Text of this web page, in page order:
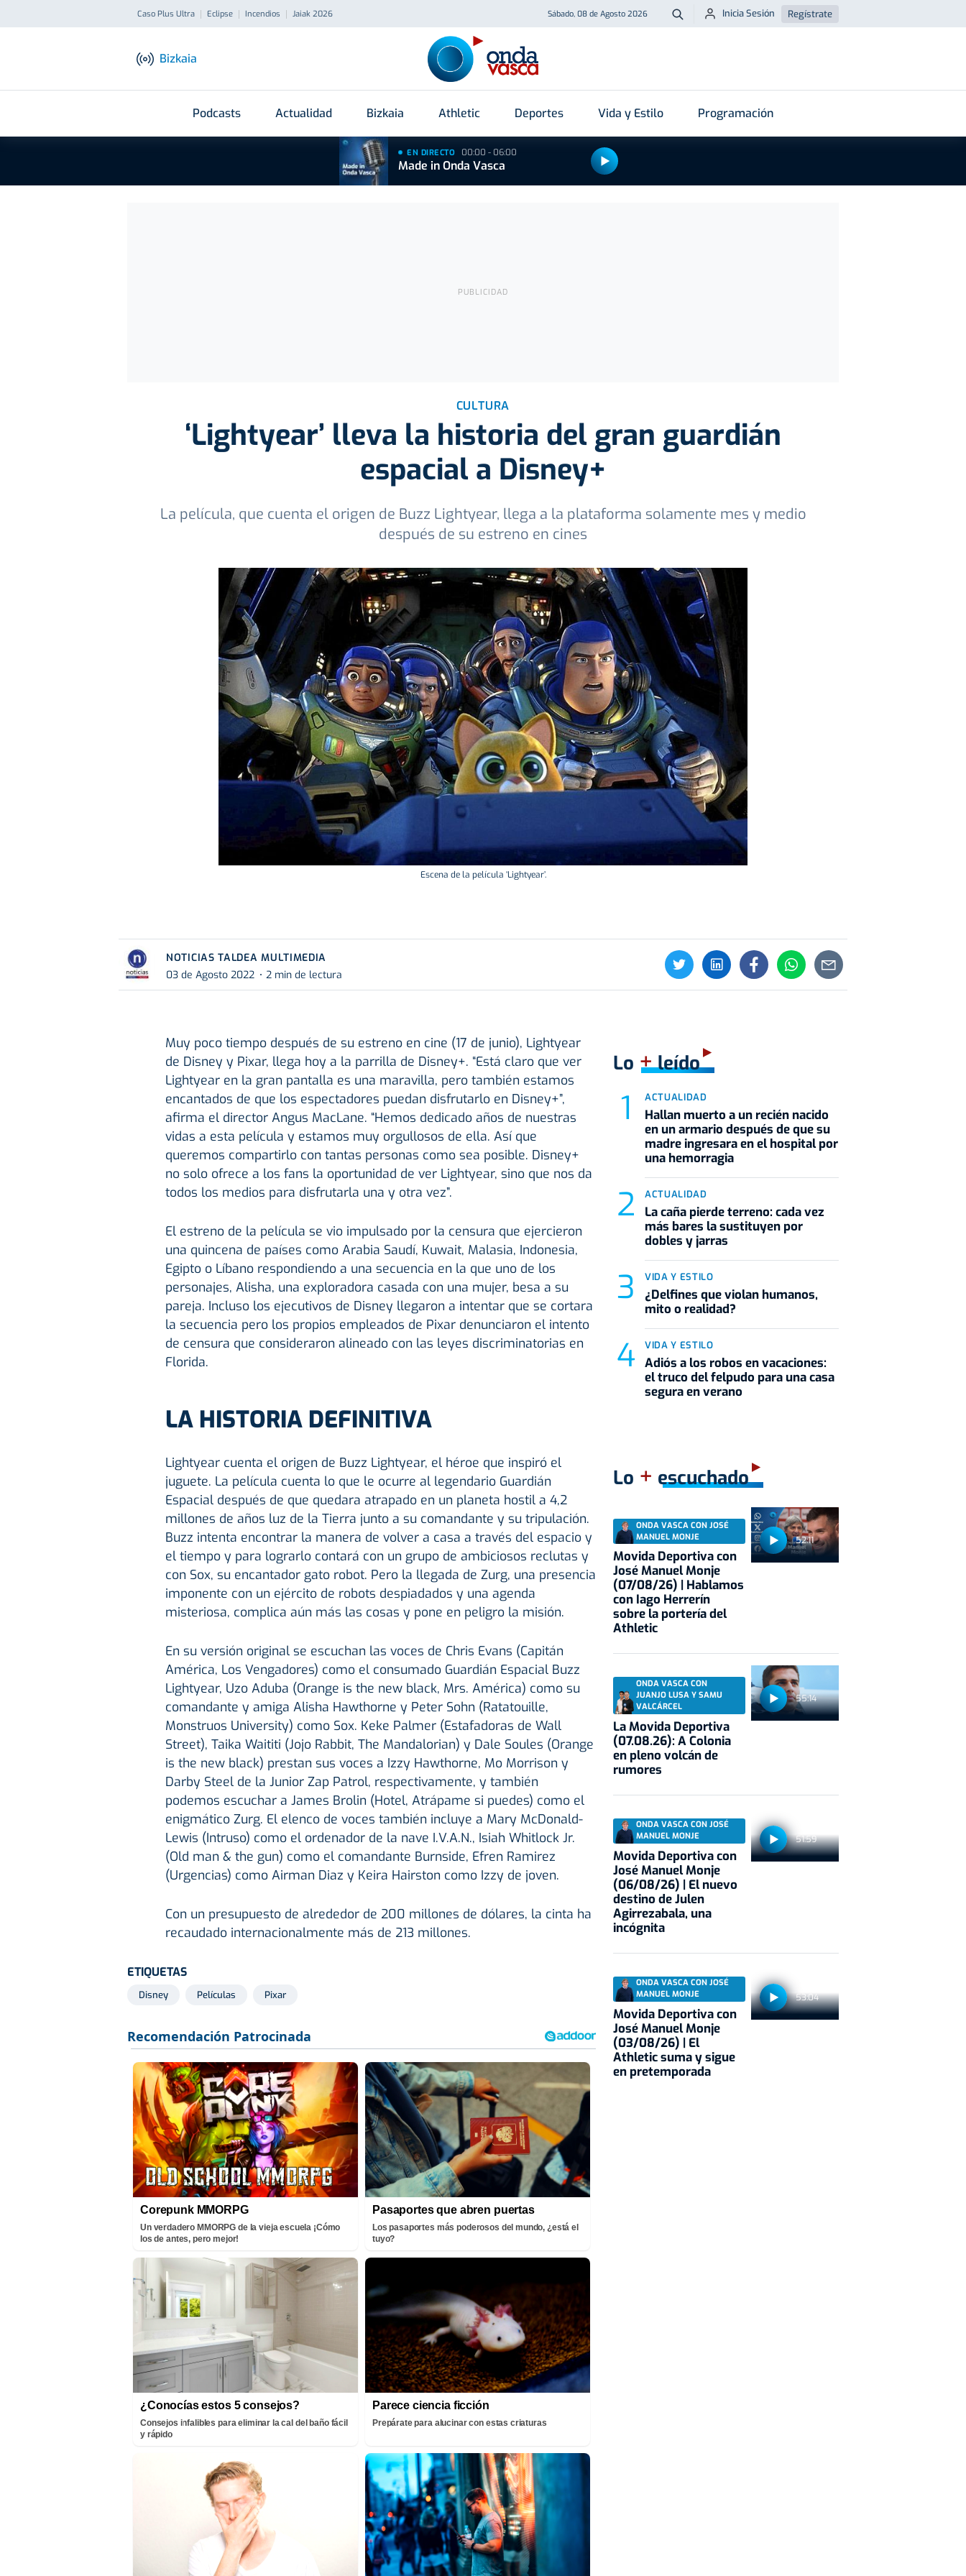
Caso Plus Ultra Eclipse Incendios Jaiak 2026 Sábado, 08 de Agosto 2026 Buscar
Inicia Sesión Regístrate
Bizkaia
Podcasts Actualidad Bizkaia Athletic Deportes Vida y Estilo Programación
EN DIRECTO 00:00 - 06:00
Made in Onda Vasca
CULTURA
‘Lightyear’ lleva la historia del gran guardián
espacial a Disney+
La película, que cuenta el origen de Buzz Lightyear, llega a la plataforma solamente mes y medio
después de su estreno en cines
Escena de la película ‘Lightyear’.
NOTICIAS TALDEA MULTIMEDIA
03 de Agosto 2022
2 min de lectura
Muy poco tiempo después de su estreno en cine (17 de junio), Lightyear
de Disney y Pixar, llega hoy a la parrilla de Disney+. “Está claro que ver
Lightyear en la gran pantalla es una maravilla, pero también estamos
encantados de que los espectadores puedan disfrutarlo en Disney+”,
afirma el director Angus MacLane. “Hemos dedicado años de nuestras
vidas a esta película y estamos muy orgullosos de ella. Así que
queremos compartirlo con tantas personas como sea posible. Disney+
no solo ofrece a los fans la oportunidad de ver Lightyear, sino que nos da
todos los medios para disfrutarla una y otra vez”.
El estreno de la película se vio impulsado por la censura que ejercieron
una quincena de países como Arabia Saudí, Kuwait, Malasia, Indonesia,
Egipto o Líbano respondiendo a una secuencia en la que uno de los
personajes, Alisha, una exploradora casada con una mujer, besa a su
pareja. Incluso los ejecutivos de Disney llegaron a intentar que se cortara
la secuencia pero los propios empleados de Pixar denunciaron el intento
de censura que consideraron alineado con las leyes discriminatorias en
Florida.
LA HISTORIA DEFINITIVA
Lightyear cuenta el origen de Buzz Lightyear, el héroe que inspiró el
juguete. La película cuenta lo que le ocurre al legendario Guardián
Espacial después de que quedara atrapado en un planeta hostil a 4,2
millones de años luz de la Tierra junto a su comandante y su tripulación.
Buzz intenta encontrar la manera de volver a casa a través del espacio y
el tiempo y para lograrlo contará con un grupo de ambiciosos reclutas y
con Sox, su encantador gato robot. Pero la llegada de Zurg, una presencia
imponente con un ejército de robots despiadados y una agenda
misteriosa, complica aún más las cosas y pone en peligro la misión.
En su versión original se escuchan las voces de Chris Evans (Capitán
América, Los Vengadores) como el consumado Guardián Espacial Buzz
Lightyear, Uzo Aduba (Orange is the new black, Mrs. América) como su
comandante y amiga Alisha Hawthorne y Peter Sohn (Ratatouille,
Monstruos University) como Sox. Keke Palmer (Estafadoras de Wall
Street), Taika Waititi (Jojo Rabbit, The Mandalorian) y Dale Soules (Orange
is the new black) prestan sus voces a Izzy Hawthorne, Mo Morrison y
Darby Steel de la Junior Zap Patrol, respectivamente, y también
podemos escuchar a James Brolin (Hotel, Atrápame si puedes) como el
enigmático Zurg. El elenco de voces también incluye a Mary McDonald-
Lewis (Intruso) como el ordenador de la nave I.V.A.N., Isiah Whitlock Jr.
(Old man & the gun) como el comandante Burnside, Efren Ramirez
(Urgencias) como Airman Diaz y Keira Hairston como Izzy de joven.
Con un presupuesto de alrededor de 200 millones de dólares, la cinta ha
recaudado internacionalmente más de 213 millones.
ETIQUETAS
Disney Películas Pixar
Corepunk MMORPG
Un verdadero MMORPG de la vieja escuela ¡Cómo
los de antes, pero mejor!
Pasaportes que abren puertas
Los pasaportes más poderosos del mundo, ¿está el
tuyo?
¿Conocías estos 5 consejos?
Consejos infalibles para eliminar la cal del baño fácil
y rápido
Parece ciencia ficción
Prepárate para alucinar con estas criaturas
Lo +leído
ACTUALIDAD
Hallan muerto a un recién nacido
en un armario después de que su
madre ingresara en el hospital por
una hemorragia
ACTUALIDAD
La caña pierde terreno: cada vez
más bares la sustituyen por
dobles y jarras
VIDA Y ESTILO
¿Delfines que violan humanos,
mito o realidad?
VIDA Y ESTILO
Adiós a los robos en vacaciones:
el truco del felpudo para una casa
segura en verano
Lo + escuchado
52:11
ONDA VASCA CON JOSÉ
MANUEL MONJE
Movida Deportiva con
José Manuel Monje
(07/08/26) | Hablamos
con Iago Herrerín
sobre la portería del
Athletic
55:14
ONDA VASCA CON
JUANJO LUSA Y SAMU
VALCÁRCEL
La Movida Deportiva
(07.08.26): A Colonia
en pleno volcán de
rumores
51:59
ONDA VASCA CON JOSÉ
MANUEL MONJE
Movida Deportiva con
José Manuel Monje
(06/08/26) | El nuevo
destino de Julen
Agirrezabala, una
incógnita
53:04
ONDA VASCA CON JOSÉ
MANUEL MONJE
Movida Deportiva con
José Manuel Monje
(03/08/26) | El
Athletic suma y sigue
en pretemporada